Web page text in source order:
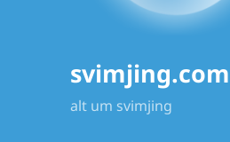
svimjing.com
alt um svimjing